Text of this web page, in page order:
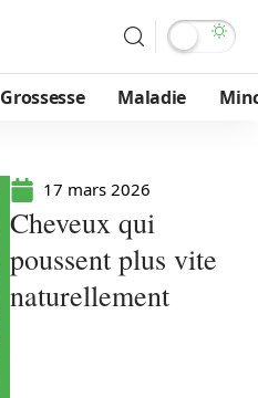
Grossesse Maladie
17 mars 2026
Cheveux qui
poussent plus vite
naturellement